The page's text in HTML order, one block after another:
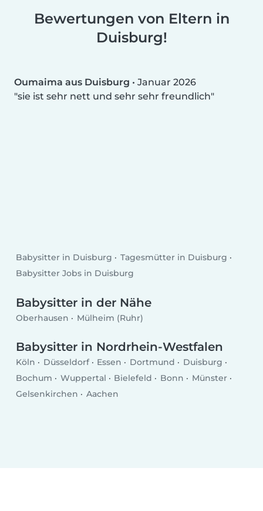
Bewertungen von Eltern in
Duisburg!
Oumaima aus Duisburg • Januar 2026
sie ist sehr nett und sehr sehr freundlich
Babysitter in Duisburg
Tagesmütter in Duisburg
Babysitter Jobs in Duisburg
Babysitter in der Nähe
Oberhausen Mülheim (Ruhr)
Babysitter in Nordrhein-Westfalen
Köln Düsseldorf Essen Dortmund
Duisburg
Bochum
Wuppertal Bielefeld Bonn
Münster
Gelsenkirchen
Aachen